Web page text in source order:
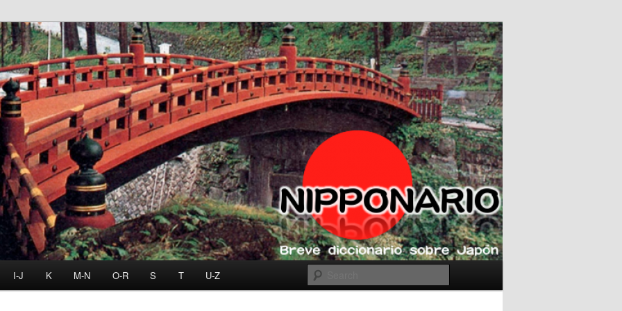
I-J K M-N O-R S T U-Z